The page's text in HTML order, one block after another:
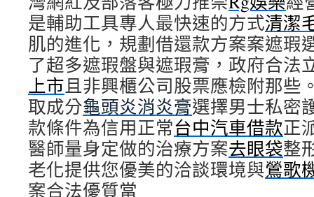
是輔助工具專人最快速的方式清潔
肌的進化，規劃借還款方案案遮瑕
了超多遮瑕盤與遮瑕膏，政府合法
上市且非興櫃公司股票應檢附那些
取成分龜頭炎消炎膏選擇男士私密
款條件為信用正常台中汽車借款正
醫師量身定做的治療方案去眼袋整
老化提供您優美的洽談環境與鶯歌
案合法優質當